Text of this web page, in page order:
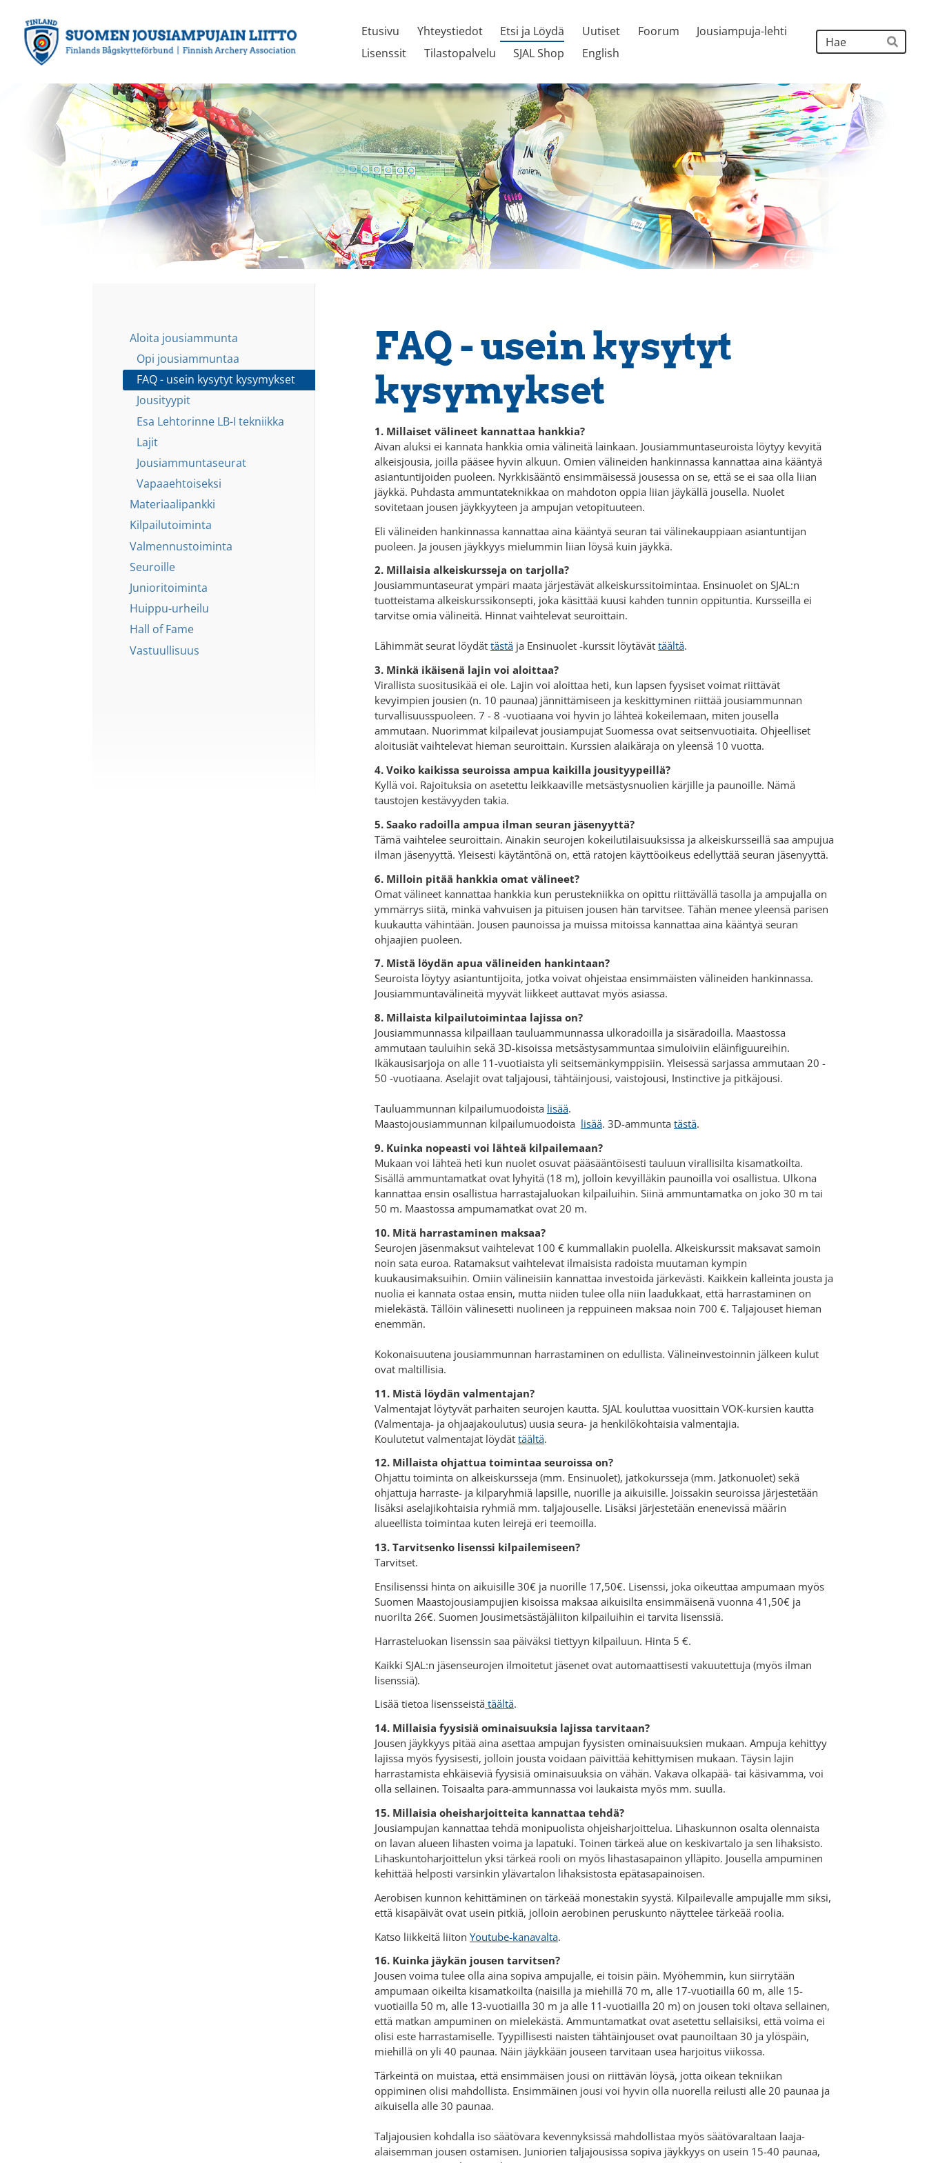
sivun
sisältöön
Suomen Jousiampujain Liitto ry
Etusivu Yhteystiedot Etsi ja Löydä Uutiset Foorum
Jousiampuja-lehti
Lisenssit
Tilastopalvelu SJAL Shop English Hae
Aloita jousiammunta
Opi jousiammuntaa
FAQ - usein kysytyt kysymykset
Jousityypit
Esa Lehtorinne LB-I tekniikka
Lajit
Jousiammuntaseurat
Vapaaehtoiseksi
Materiaalipankki
Kilpailutoiminta
Valmennustoiminta
Seuroille
Junioritoiminta
Huippu-urheilu
Hall of Fame
Vastuullisuus
FAQ - usein kysytyt
kysymykset
1. Millaiset välineet kannattaa hankkia?
Aivan aluksi ei kannata hankkia omia välineitä lainkaan. Jousiammuntaseuroista löytyy kevyitä
alkeisjousia, joilla pääsee hyvin alkuun. Omien välineiden hankinnassa kannattaa aina kääntyä
asiantuntijoiden puoleen. Nyrkkisääntö ensimmäisessä jousessa on se, että se ei saa olla liian
jäykkä. Puhdasta ammuntateknikkaa on mahdoton oppia liian jäykällä jousella. Nuolet
sovitetaan jousen jäykkyyteen ja ampujan vetopituuteen.
Eli välineiden hankinnassa kannattaa aina kääntyä seuran tai välinekauppiaan asiantuntijan
puoleen. Ja jousen jäykkyys mielummin liian löysä kuin jäykkä.
2. Millaisia alkeiskursseja on tarjolla?
Jousiammuntaseurat ympäri maata järjestävät alkeiskurssitoimintaa. Ensinuolet on SJAL:n
tuotteistama alkeiskurssikonsepti, joka käsittää kuusi kahden tunnin oppituntia. Kursseilla ei
tarvitse omia välineitä. Hinnat vaihtelevat seuroittain.
Lähimmät seurat löydät tästäja Ensinuolet -kurssit löytävät täältä.
3. Minkä ikäisenä lajin voi aloittaa?
Virallista suositusikää ei ole. Lajin voi aloittaa heti, kun lapsen fyysiset voimat riittävät
kevyimpien jousien (n. 10 paunaa) jännittämiseen ja keskittyminen riittää jousiammunnan
turvallisuusspuoleen. 7 - 8 -vuotiaana voi hyvin jo lähteä kokeilemaan, miten jousella
ammutaan. Nuorimmat kilpailevat jousiampujat Suomessa ovat seitsenvuotiaita. Ohjeelliset
aloitusiät vaihtelevat hieman seuroittain. Kurssien alaikäraja on yleensä 10 vuotta.
4. Voiko kaikissa seuroissa ampua kaikilla jousityypeillä?
Kyllä voi. Rajoituksia on asetettu leikkaaville metsästysnuolien kärjille ja paunoille. Nämä
taustojen kestävyyden takia.
5. Saako radoilla ampua ilman seuran jäsenyyttä?
Tämä vaihtelee seuroittain. Ainakin seurojen kokeilutilaisuuksissa ja alkeiskursseillä saa ampujua
ilman jäsenyyttä. Yleisesti käytäntönä on, että ratojen käyttöoikeus edellyttää seuran jäsenyyttä.
6. Milloin pitää hankkia omat välineet?
Omat välineet kannattaa hankkia kun perustekniikka on opittu riittävällä tasolla ja ampujalla on
ymmärrys siitä, minkä vahvuisen ja pituisen jousen hän tarvitsee. Tähän menee yleensä parisen
kuukautta vähintään. Jousen paunoissa ja muissa mitoissa kannattaa aina kääntyä seuran
ohjaajien puoleen.
7. Mistä löydän apua välineiden hankintaan?
Seuroista löytyy asiantuntijoita, jotka voivat ohjeistaa ensimmäisten välineiden hankinnassa.
Jousiammuntavälineitä myyvät liikkeet auttavat myös asiassa.
8. Millaista kilpailutoimintaa lajissa on?
Jousiammunnassa kilpaillaan tauluammunnassa ulkoradoilla ja sisäradoilla. Maastossa
ammutaan tauluihin sekä 3D-kisoissa metsästysammuntaa simuloiviin eläinfiguureihin.
Ikäkausisarjoja on alle 11-vuotiaista yli seitsemänkymppisiin. Yleisessä sarjassa ammutaan 20 -
50 -vuotiaana. Aselajit ovat taljajousi, tähtäinjousi, vaistojousi, Instinctive ja pitkäjousi.
Tauluammunnan kilpailumuodoista lisää.
Maastojousiammunnan kilpailumuodoista lisää. 3D-ammunta tästä.
9. Kuinka nopeasti voi lähteä kilpailemaan?
Mukaan voi lähteä heti kun nuolet osuvat pääsääntöisesti tauluun virallisilta kisamatkoilta.
Sisällä ammuntamatkat ovat lyhyitä (18 m), jolloin kevyilläkin paunoilla voi osallistua. Ulkona
kannattaa ensin osallistua harrastajaluokan kilpailuihin. Siinä ammuntamatka on joko 30 m tai
50 m. Maastossa ampumamatkat ovat 20 m.
10. Mitä harrastaminen maksaa?
Seurojen jäsenmaksut vaihtelevat 100 € kummallakin puolella. Alkeiskurssit maksavat samoin
noin sata euroa. Ratamaksut vaihtelevat ilmaisista radoista muutaman kympin
kuukausimaksuihin. Omiin välineisiin kannattaa investoida järkevästi. Kaikkein kalleinta jousta ja
nuolia ei kannata ostaa ensin, mutta niiden tulee olla niin laadukkaat, että harrastaminen on
mielekästä. Tällöin välinesetti nuolineen ja reppuineen maksaa noin 700 €. Taljajouset hieman
enemmän.
Kokonaisuutena jousiammunnan harrastaminen on edullista. Välineinvestoinnin jälkeen kulut
ovat maltillisia.
11. Mistä löydän valmentajan?
Valmentajat löytyvät parhaiten seurojen kautta. SJAL kouluttaa vuosittain VOK-kursien kautta
(Valmentaja- ja ohjaajakoulutus) uusia seura- ja henkilökohtaisia valmentajia.
Koulutetut valmentajat löydät täältä.
12. Millaista ohjattua toimintaa seuroissa on?
Ohjattu toiminta on alkeiskursseja (mm. Ensinuolet), jatkokursseja (mm. Jatkonuolet) sekä
ohjattuja harraste- ja kilparyhmiä lapsille, nuorille ja aikuisille. Joissakin seuroissa järjestetään
lisäksi aselajikohtaisia ryhmiä mm. taljajouselle. Lisäksi järjestetään enenevissä määrin
alueellista toimintaa kuten leirejä eri teemoilla.
13. Tarvitsenko lisenssi kilpailemiseen?
Tarvitset.
Ensilisenssi hinta on aikuisille 30€ ja nuorille 17,50€. Lisenssi, joka oikeuttaa ampumaan myös
Suomen Maastojousiampujien kisoissa maksaa aikuisilta ensimmäisenä vuonna 41,50€ ja
nuorilta 26€. Suomen Jousimetsästäjäliiton kilpailuihin ei tarvita lisenssiä.
Harrasteluokan lisenssin saa päiväksi tiettyyn kilpailuun. Hinta 5 €.
Kaikki SJAL:n jäsenseurojen ilmoitetut jäsenet ovat automaattisesti vakuutettuja (myös ilman
lisenssiä).
Lisää tietoa lisensseistä täältä.
14. Millaisia fyysisiä ominaisuuksia lajissa tarvitaan?
Jousen jäykkyys pitää aina asettaa ampujan fyysisten ominaisuuksien mukaan. Ampuja kehittyy
lajissa myös fyysisesti, jolloin jousta voidaan päivittää kehittymisen mukaan. Täysin lajin
harrastamista ehkäiseviä fyysisiä ominaisuuksia on vähän. Vakava olkapää- tai käsivamma, voi
olla sellainen. Toisaalta para-ammunnassa voi laukaista myös mm. suulla.
15. Millaisia oheisharjoitteita kannattaa tehdä?
Jousiampujan kannattaa tehdä monipuolista ohjeisharjoittelua. Lihaskunnon osalta olennaista
on lavan alueen lihasten voima ja lapatuki. Toinen tärkeä alue on keskivartalo ja sen lihaksisto.
Lihaskuntoharjoittelun yksi tärkeä rooli on myös lihastasapainon ylläpito. Jousella ampuminen
kehittää helposti varsinkin ylävartalon lihaksistosta epätasapainoisen.
Aerobisen kunnon kehittäminen on tärkeää monestakin syystä. Kilpailevalle ampujalle mm siksi,
että kisapäivät ovat usein pitkiä, jolloin aerobinen peruskunto näyttelee tärkeää roolia.
Katso liikkeitä liiton Youtube-kanavalta.
16. Kuinka jäykän jousen tarvitsen?
Jousen voima tulee olla aina sopiva ampujalle, ei toisin päin. Myöhemmin, kun siirrytään
ampumaan oikeilta kisamatkoilta (naisilla ja miehillä 70 m, alle 17-vuotiailla 60 m, alle 15-
vuotiailla 50 m, alle 13-vuotiailla 30 m ja alle 11-vuotiailla 20 m) on jousen toki oltava sellainen,
että matkan ampuminen on mielekästä. Ammuntamatkat ovat asetettu sellaisiksi, että voima ei
olisi este harrastamiselle. Tyypillisesti naisten tähtäinjouset ovat paunoiltaan 30 ja ylöspäin,
miehillä on yli 40 paunaa. Näin jäykkään jouseen tarvitaan usea harjoitus viikossa.
Tärkeintä on muistaa, että ensimmäisen jousi on riittävän löysä, jotta oikean tekniikan
oppiminen olisi mahdollista. Ensimmäinen jousi voi hyvin olla nuorella reilusti alle 20 paunaa ja
aikuisella alle 30 paunaa.
Taljajousien kohdalla iso säätövara kevennyksissä mahdollistaa myös säätövaraltaan laaja-
alaisemman jousen ostamisen. Juniorien taljajousissa sopiva jäykkyys on usein 15-40 paunaa,